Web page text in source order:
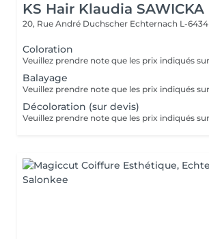
KS Hair Klaudia SAWICKA
20, Rue André Duchscher Echternach L-6434
Coloration
Balayage
Décoloration (sur devis)